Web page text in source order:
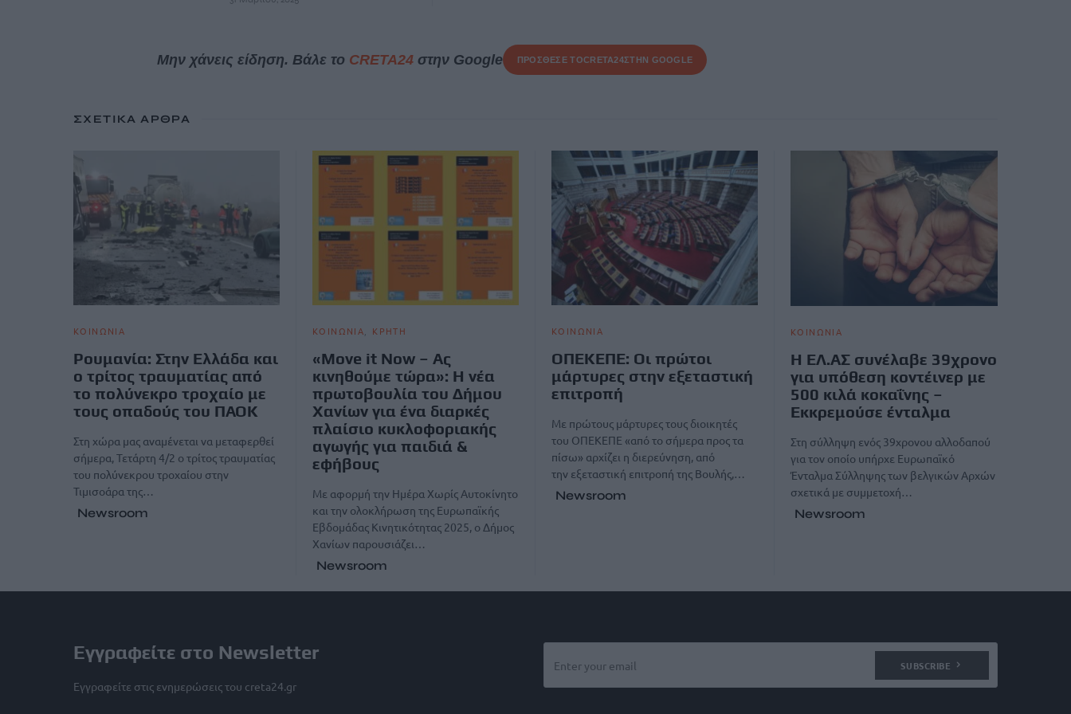
Μην χάνεις είδηση. Βάλε το CRETA24στην Google ΠΡΟΣΘΕΣΕ ΤΟCRETA24ΣΤΗΝ GOOGLE
ΣΧΕΤΙΚΆ ΆΡΘΡΑ
ΚΟΙΝΩΝΙΑ
Ρουμανία: Στην Ελλάδα και
ο τρίτος τραυματίας από
το πολύνεκρο τροχαίο με
τους οπαδούς του ΠΑΟΚ
Στη χώρα μας αναμένεται να μεταφερθεί
σήμερα, Τετάρτη 4/2 ο τρίτος τραυματίας
του πολύνεκρου τροχαίου στην
Τιμισοάρα της…
Newsroom
ΚΟΙΝΩΝΙΑ ΚΡΗΤΗ
«Move it Now – Ας
κινηθούμε τώρα»: Η νέα
πρωτοβουλία του Δήμου
Χανίων για ένα διαρκές
πλαίσιο κυκλοφοριακής
αγωγής για παιδιά &
εφήβους
Με αφορμή την Ημέρα Χωρίς Αυτοκίνητο
και την ολοκλήρωση της Ευρωπαϊκής
Εβδομάδας Κινητικότητας 2025, ο Δήμος
Χανίων παρουσιάζει…
Newsroom
ΚΟΙΝΩΝΙΑ
ΟΠΕΚΕΠΕ: Οι πρώτοι
μάρτυρες στην εξεταστική
επιτροπή
Με πρώτους μάρτυρες τους διοικητές
του ΟΠΕΚΕΠΕ «από το σήμερα προς τα
πίσω» αρχίζει η διερεύνηση, από
την εξεταστική επιτροπή της Βουλής,…
Newsroom
ΚΟΙΝΩΝΙΑ
Η ΕΛ.ΑΣ συνέλαβε 39χρονο
για υπόθεση κοντέινερ με
500 κιλά κοκαΐνης –
Εκκρεμούσε ένταλμα
Στη σύλληψη ενός 39χρονου αλλοδαπού
για τον οποίο υπήρχε Ευρωπαϊκό
Ένταλμα Σύλληψης των βελγικών Αρχών
σχετικά με συμμετοχή…
Newsroom
Εγγραφείτε στο Newsletter
Εγγραφείτε στις ενημερώσεις του creta24.gr
SUBSCRIBE